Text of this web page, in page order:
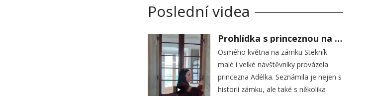
Poslední videa
Prohlídka s princeznou na zámku Stekník
Osmého května na zámku Stekník
malé i velké návštěvníky provázela
princezna Adélka. Seznámila je nejen s
historií zámku, ale také s několika